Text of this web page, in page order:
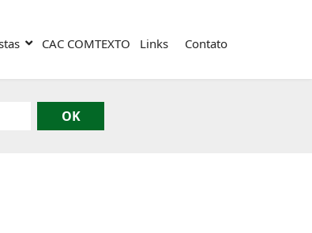
CAC COMTEXTO Links Contato